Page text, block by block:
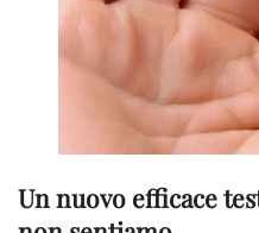
Un nuovo efficace